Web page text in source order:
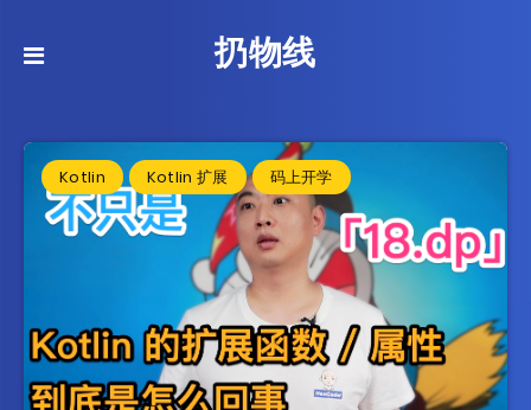
扔物线
Kotlin Kotlin 扩展 码上开学